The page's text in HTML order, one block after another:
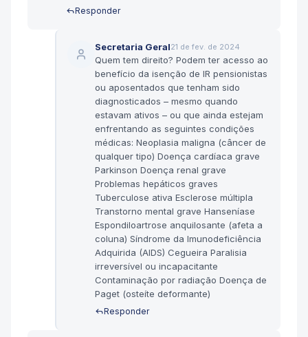
Responder
Secretaria Geral21 de fev. de 2024
Quem tem direito? Podem ter acesso ao
benefício da isenção de IR pensionistas
ou aposentados que tenham sido
diagnosticados – mesmo quando
estavam ativos – ou que ainda estejam
enfrentando as seguintes condições
médicas: Neoplasia maligna (câncer de
qualquer tipo) Doença cardíaca grave
Parkinson Doença renal grave
Problemas hepáticos graves
Tuberculose ativa Esclerose múltipla
Transtorno mental grave Hanseníase
Espondiloartrose anquilosante (afeta a
coluna) Síndrome da Imunodeficiência
Adquirida (AIDS) Cegueira Paralisia
irreversível ou incapacitante
Contaminação por radiação Doença de
Paget (osteíte deformante)
Responder